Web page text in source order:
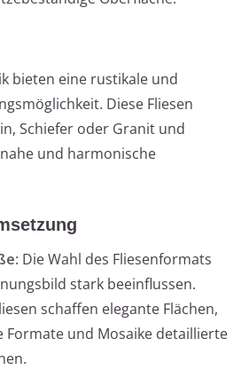
bieten eine rustikale und
Diese Fliesen
Schiefer oder Granit und
und harmonische
: Die Wahl des Fliesenformats
stark beeinflussen.
schaffen elegante Flächen,
Formate und Mosaike detaillierte